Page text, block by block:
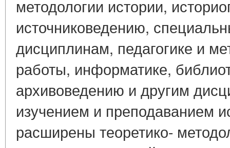
методологии истории,
источниковедению,
дисциплинам, педагогике и
работы, информатике,
архивоведению и другим
изучением и преподаванием
расширены теоретико-